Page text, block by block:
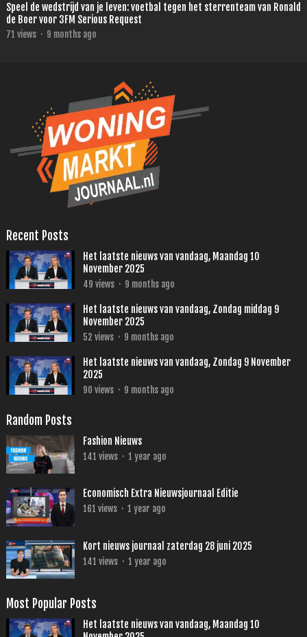
Speel de wedstrijd van je leven: voetbal tegen het sterrenteam van Ronald
de Boer voor 3FM Serious Request
71 views · 9 months ago
Recent Posts
Het laatste nieuws van vandaag, Maandag 10
November 2025
49 views · 9 months ago
Het laatste nieuws van vandaag, Zondag middag 9
November 2025
52 views · 9 months ago
Het laatste nieuws van vandaag, Zondag 9 November
2025
90 views · 9 months ago
Random Posts
Fashion Nieuws
141 views · 1 year ago
Economisch Extra Nieuwsjournaal Editie
161 views · 1 year ago
Kort nieuws journaal zaterdag 28 juni 2025
141 views · 1 year ago
Most Popular Posts
Het laatste nieuws van vandaag, Maandag 10